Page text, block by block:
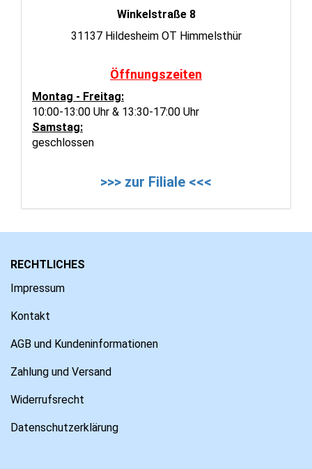
Winkelstraße 8
31137 Hildesheim OT Himmelsthür
Öffnungszeiten
Montag - Freitag:
10:00-13:00 Uhr & 13:30-17:00 Uhr
Samstag:
geschlossen
>>> zur Filiale <<<
RECHTLICHES
Impressum
Kontakt
AGB und Kundeninformationen
Zahlung und Versand
Widerrufsrecht
Datenschutzerklärung